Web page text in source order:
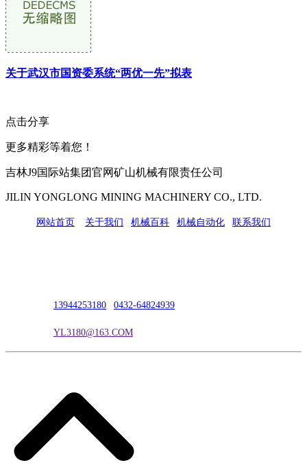
关于武汉市国资委系统“两优一先”拟表
点击分享
更多精彩等着您！
吉林J9国际站集团官网矿山机械有限责任公司
JILIN YONGLONG MINING MACHINERY CO., LTD.
网站首页 关于我们 机械百科 机械自动化 联系我们
13944253180 0432-64824939
YL3180@163.COM